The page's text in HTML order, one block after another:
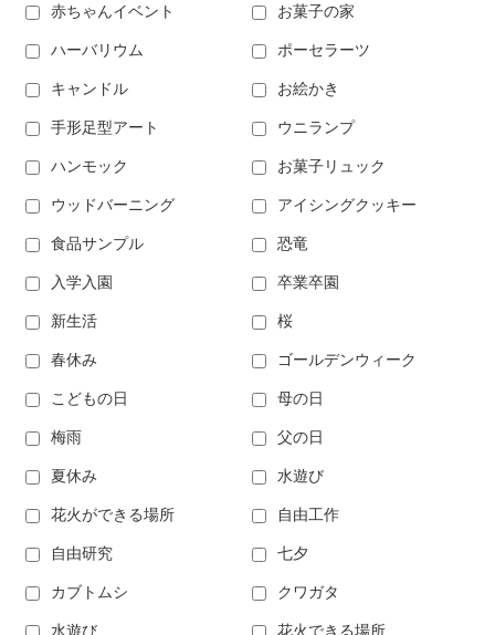
赤ちゃんイベント お菓子の家
ハーバリウム ポーセラーツ
キャンドル お絵かき
手形足型アート ウニランプ
ハンモック お菓子リュック
ウッドバーニング アイシングクッキー
食品サンプル 恐竜
入学入園 卒業卒園
新生活 桜
春休み ゴールデンウィーク
こどもの日 母の日
梅雨 父の日
夏休み 水遊び
花火ができる場所 自由工作
自由研究 七夕
カブトムシ クワガタ
水遊び 花火できる場所